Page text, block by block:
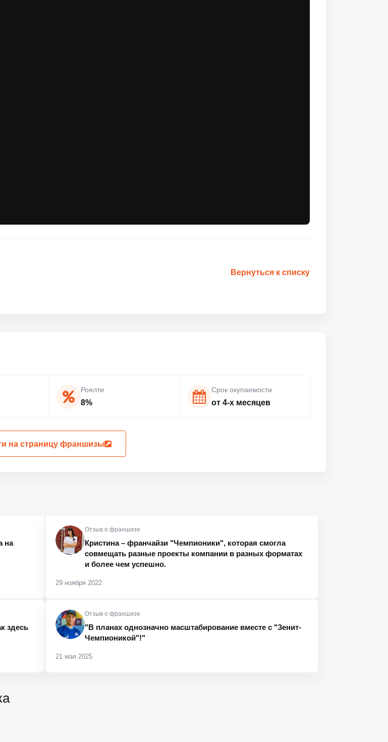
Вернуться к списку
Роялти
8%
Срок окупаемости
от 4-х месяцев
на страницу франшизы
на
Отзыв о франшизе
Кристина – франчайзи "Чемпионики", которая смогла
совмещать разные проекты компании в разных форматах
и более чем успешно.
29 ноября 2022
здесь
Отзыв о франшизе
"В планах однозначно масштабирование вместе с "Зенит-
Чемпионикой"!"
21 мая 2025